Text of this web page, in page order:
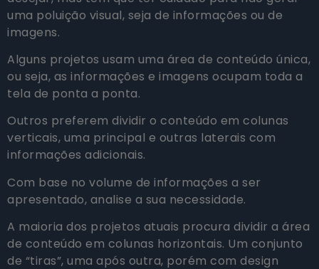
uma poluição visual, seja de informações ou de
imagens.
Alguns projetos usam uma área de conteúdo única,
ou seja, as informações e imagens ocupam toda a
tela de ponta a ponta.
Outros preferem dividir o conteúdo em colunas
verticais, uma principal e outras laterais com
informações adicionais.
Com base no volume de informações a ser
apresentado, analise a sua necessidade.
A maioria dos projetos atuais procura dividir a área
de conteúdo em colunas horizontais. Um conjunto
de “tiras”, uma após outra, porém com design